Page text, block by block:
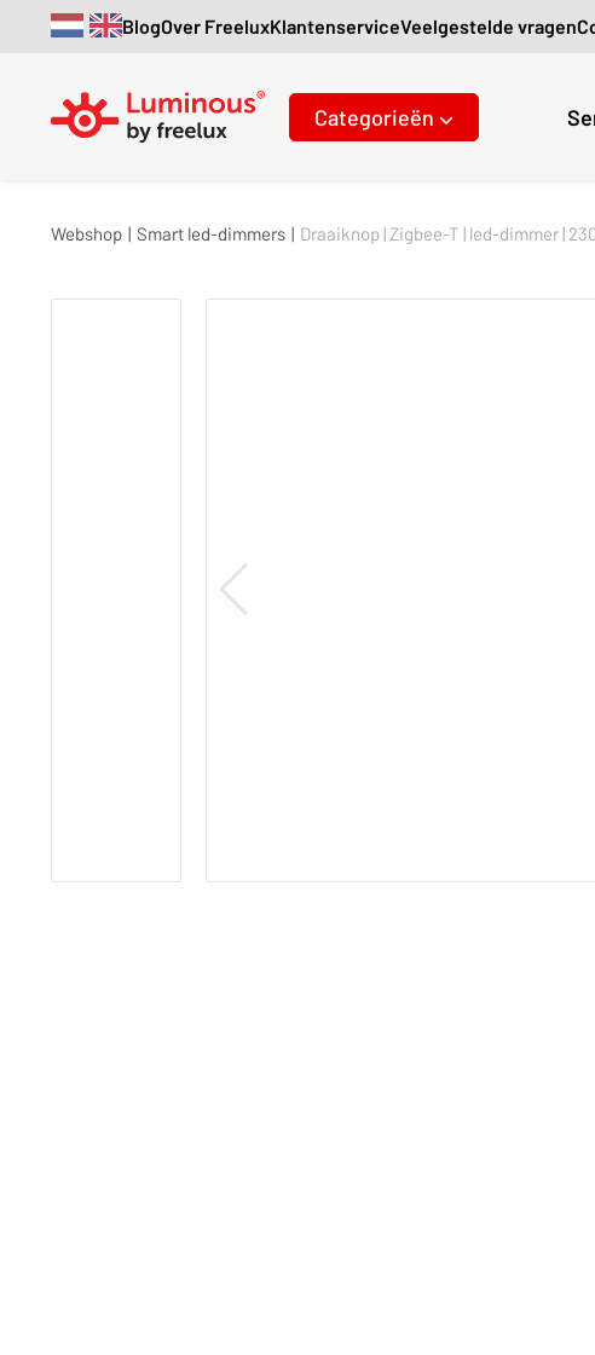
BlogOver FreeluxKlantenserviceVeelgestelde vragen
Categorieën
Webshop | Smart led-dimmers | Draaiknop | Zigbee-T | led-dimmer |